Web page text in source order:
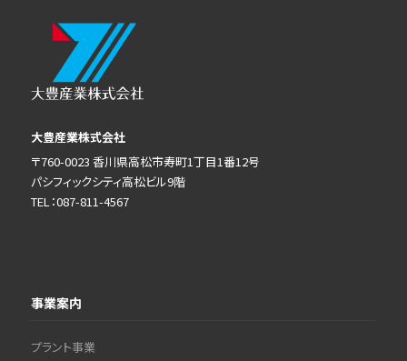
大豊産業株式会社
〒760-0023 香川県高松市寿町1丁目1番12号
パシフィックシティ高松ビル9階
TEL：087-811-4567
事業案内
プラント事業